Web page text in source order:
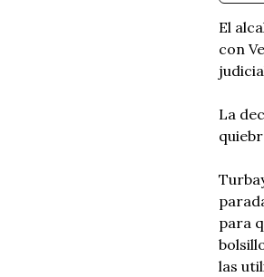
El
con
La
para
las